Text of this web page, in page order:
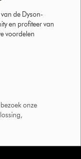
de Dyson-
en profiteer van
voordelen
onze